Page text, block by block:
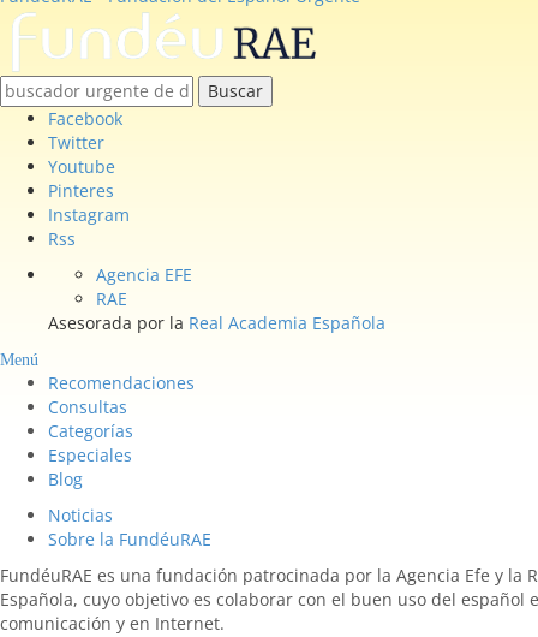
Buscar
Facebook
Twitter
Youtube
Pinteres
Instagram
Rss
Agencia EFE
RAE
Asesorada por la Real Academia Española
Menú
Recomendaciones
Consultas
Categorías
Especiales
Blog
Noticias
Sobre la FundéuRAE
FundéuRAE es una fundación patrocinada por la Agencia Efe y la
Española, cuyo objetivo es colaborar con el buen uso del español
comunicación y en Internet.